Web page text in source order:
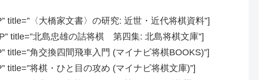
title=”〈大橋家文書〉の研究: 近世・近代将棋資料”]
title=”北島忠雄の詰将棋 第四集: 北島将棋文庫”]
title=”角交換四間飛車入門 (マイナビ将棋BOOKS)”]
title=”将棋・ひと目の攻め (マイナビ将棋文庫)”]